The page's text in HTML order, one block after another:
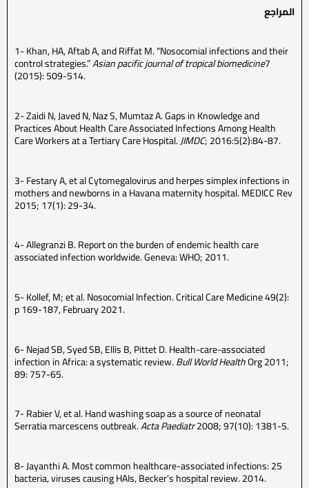
المراجع
1- Khan, HA, Aftab A, and Riffat M. “Nosocomial infections and their
control strategies.”Asian pacific journal of tropical biomedicine7
(2015): 509-514.
2- Zaidi N, Javed N, Naz S, Mumtaz A. Gaps in Knowledge and
Practices About Health Care Associated Infections Among Health
Care Workers at a Tertiary Care Hospital.JIMDC; 2016:5(2):84-87.
3- Festary A, et al Cytomegalovirus and herpes simplex infections in
mothers and newborns in a Havana maternity hospital. MEDICC Rev
2015; 17(1): 29-34.
4- Allegranzi B. Report on the burden of endemic health care
associated infection worldwide. Geneva: WHO; 2011.
5- Kollef, M; et al. Nosocomial Infection. Critical Care Medicine 49(2):
p 169-187, February 2021.
6- Nejad SB, Syed SB, Ellis B, Pittet D. Health-care-associated
infection in Africa: a systematic review.Bull World HealthOrg 2011;
89: 757-65.
7- Rabier V, et al. Hand washing soap as a source of neonatal
Serratia marcescens outbreak.Acta Paediatr2008; 97(10): 1381-5.
8- Jayanthi A. Most common healthcare-associated infections: 25
bacteria, viruses causing HAIs, Becker’s hospital review. 2014.